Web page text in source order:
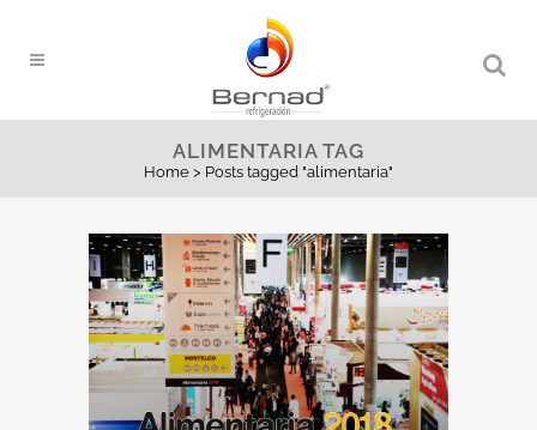
ALIMENTARIA TAG
Home > Posts tagged "alimentaria"